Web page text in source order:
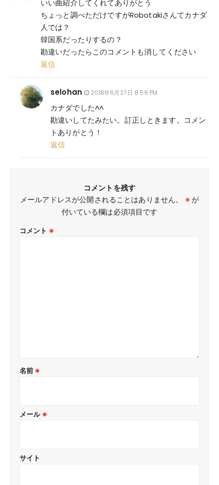
いい曲紹介してくれてありがとう
ちょっと調べただけですがRobotakiさんてカナダ
人では？
韓国系だったりするの？
勘違いだったらこのコメントも消してください
返信
selohan 2018年6月27日 8:56 PM
カナダでした^^
勘違いしてたみたい。訂正しときます。コメン
トありがとう！
返信
コメントを残す
メールアドレスが公開されることはありません。
※が
付いている欄は必須項目です
コメント ※
名前 ※
メール ※
サイト